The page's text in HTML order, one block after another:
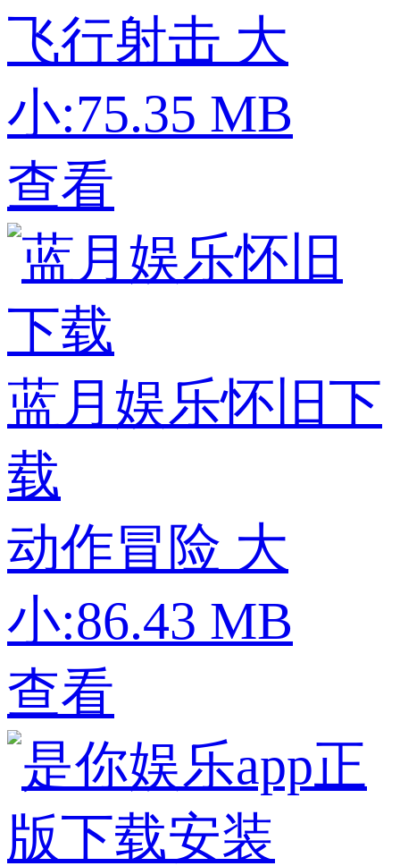
飞行射击 大
小:75.35 MB
查看
蓝月娱乐怀旧下
载
动作冒险 大
小:86.43 MB
查看